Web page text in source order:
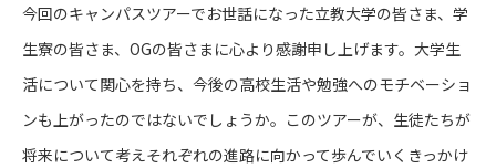
今回のキャンパスツアーでお世話になった立教大学の皆さま、学
生寮の皆さま、OGの皆さまに心より感謝申し上げます。大学生
活について関心を持ち、今後の高校生活や勉強へのモチベーショ
ンも上がったのではないでしょうか。このツアーが、生徒たちが
将来について考えそれぞれの進路に向かって歩んでいくきっかけ